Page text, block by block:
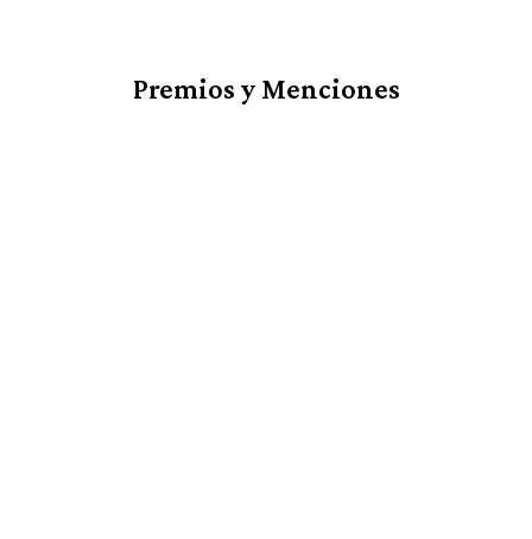
Premios y Menciones